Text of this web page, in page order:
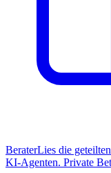
BeraterLies die
KI-Agenten. Private